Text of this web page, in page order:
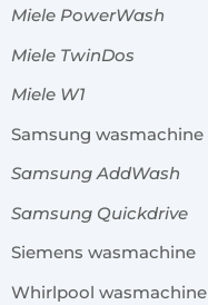
Miele PowerWash
Miele TwinDos
Miele W1
Samsung wasmachine
Samsung AddWash
Samsung Quickdrive
Siemens wasmachine
Whirlpool wasmachine